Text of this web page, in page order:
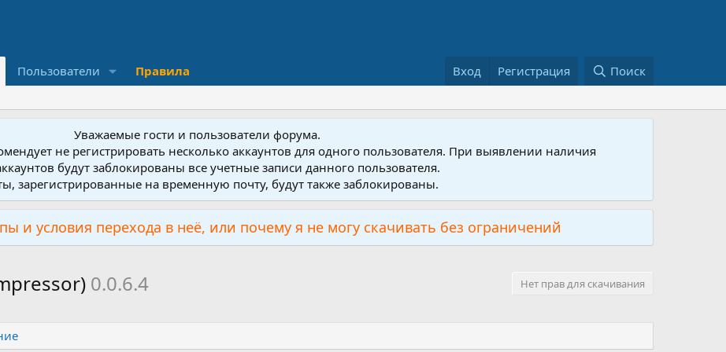
Пользователи Правила Вход Регистрация Поиск
Уважаемые гости и пользователи форума.
не регистрировать несколько аккаунтов для одного пользователя. При выявлении наличия
будут заблокированы все учетные записи данного пользователя.
зарегистрированные на временную почту, будут также заблокированы.
и условия перехода в неё, или почему я не могу скачивать без ограничений
0.0.6.4
Нет прав для скачивания